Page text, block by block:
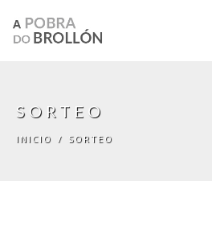
SORTEO
INICIO / SORTEO